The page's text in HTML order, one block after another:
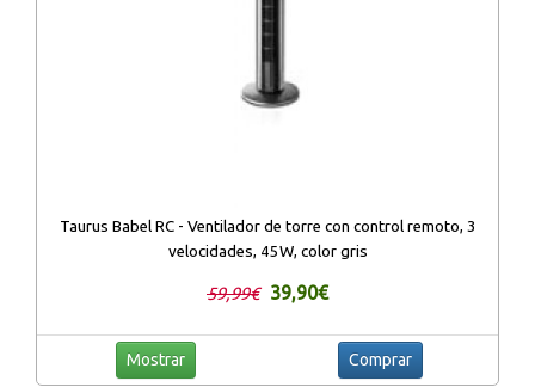
Taurus Babel RC - Ventilador de torre con control remoto, 3
velocidades, 45W, color gris
59,99€ 39,90€
Mostrar Comprar